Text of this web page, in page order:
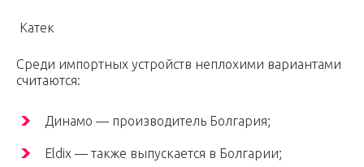
Катек
Среди импортных устройств неплохими вариантами
считаются:
Динамо — производитель Болгария;
Eldix — также выпускается в Болгарии;